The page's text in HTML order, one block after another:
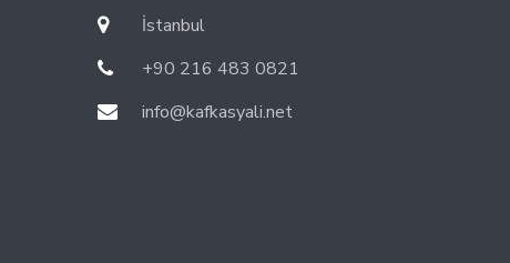
İstanbul
+90 216 483 0821
info@kafkasyali.net